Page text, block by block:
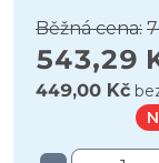
Běžná cena:
543,29
449,00 Kč